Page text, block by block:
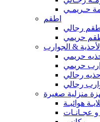
حـريمـي
اطقم
رجالي
حريمي
الأحذية & الجوارب
حريمي
حريمي
احذيه رجالي
رجالي
منزلية صغيرة
هوائيـة
عجـانـات